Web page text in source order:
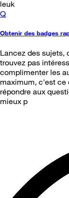
leuk
Q
Obtenir des badges
Lancez des sujets,
trouvez pas
complimenter les
maximum, c'est ce
répondre aux
mieux p